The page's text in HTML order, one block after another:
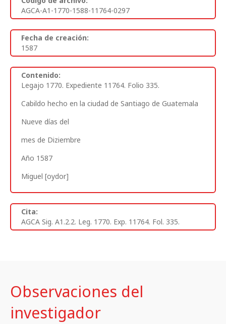
AGCA-A1-1770-1588-11764-0297
Fecha de creación:
1587
Contenido:
Legajo 1770. Expediente 11764. Folio 335.
Cabildo hecho en la ciudad de Santiago de Guatemala
Nueve días del
mes de Diziembre
Año 1587
Miguel [oydor]
Cita:
AGCA Sig. A1.2.2. Leg. 1770. Exp. 11764. Fol. 335.
Observaciones del
investigador